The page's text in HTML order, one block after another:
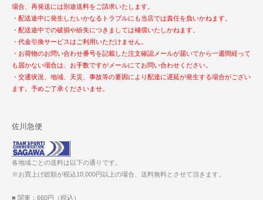
場合、再発送には別途送料をご請求いたします。
・配送途中に発生したいかなるトラブルにも当店では責任を負いかねます。
・配送途中での破損や紛失につきましては補償いたしかねます。
・代金引換サービスはご利用いただけません。
・お荷物のお問い合わせ番号を記載した注文確認メールが届いてから一週間経って
も届かない場合は、お手数ですがメールにてお問い合わせください。
・交通状況、地域、天災、事故等の要因により配達に遅延が発生する場合がござい
ます。予めご了承くださいませ。
佐川急便
各地域ごとの送料は以下の通りです。
※お買上げ総額が税込10,000円以上の場合、送料無料とさせて頂きます。
■ 関東：660円（税込）